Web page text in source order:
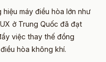
máy điều hòa lớn như
ở Trung Quốc đã đạt
việc thay thế đồng
hòa không khí.